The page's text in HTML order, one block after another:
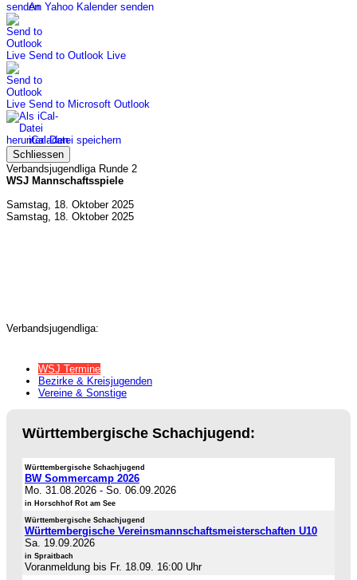
An Yahoo Kalender senden
Send to Outlook Live
Send to Microsoft Outlook
iCal-Datei speichern
Schliessen
Verbandsjugendliga Runde 2
WSJ Mannschaftsspiele
Samstag, 18. Oktober 2025
Samstag, 18. Oktober 2025
Verbandsjugendliga:
WSJ Termine
Bezirke & Kreisjugenden
Vereine & Sonstige
Württembergische Schachjugend:
Württembergische Schachjugend
BW Sommercamp 2026
Mo. 31.08.2026 - So. 06.09.2026
in Horschhof Rot am See
Württembergische Schachjugend
Württembergische Vereinsmannschaftsmeisterschaften U10
Sa. 19.09.2026
in Spraitbach
Voranmeldung bis Fr. 18.09. 16:00 Uhr